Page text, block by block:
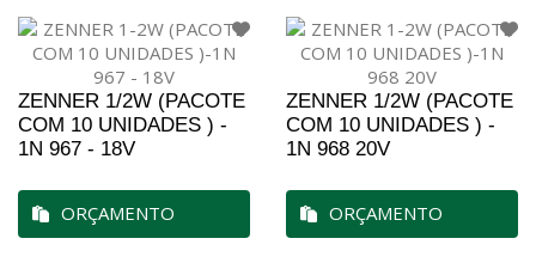
ZENNER 1/2W (PACOTE
COM 10 UNIDADES ) -
1N 967 - 18V
ORÇAMENTO
ZENNER 1/2W (PACOTE
COM 10 UNIDADES ) -
1N 968 20V
ORÇAMENTO